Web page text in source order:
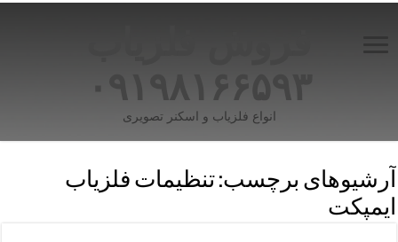
۰۹۱۹۸۱۶۶۵۹۳
انواع فلزیاب و اسکنر تصویری
آرشیوهای برچسب:تنظیمات فلزیاب
ایمپکت